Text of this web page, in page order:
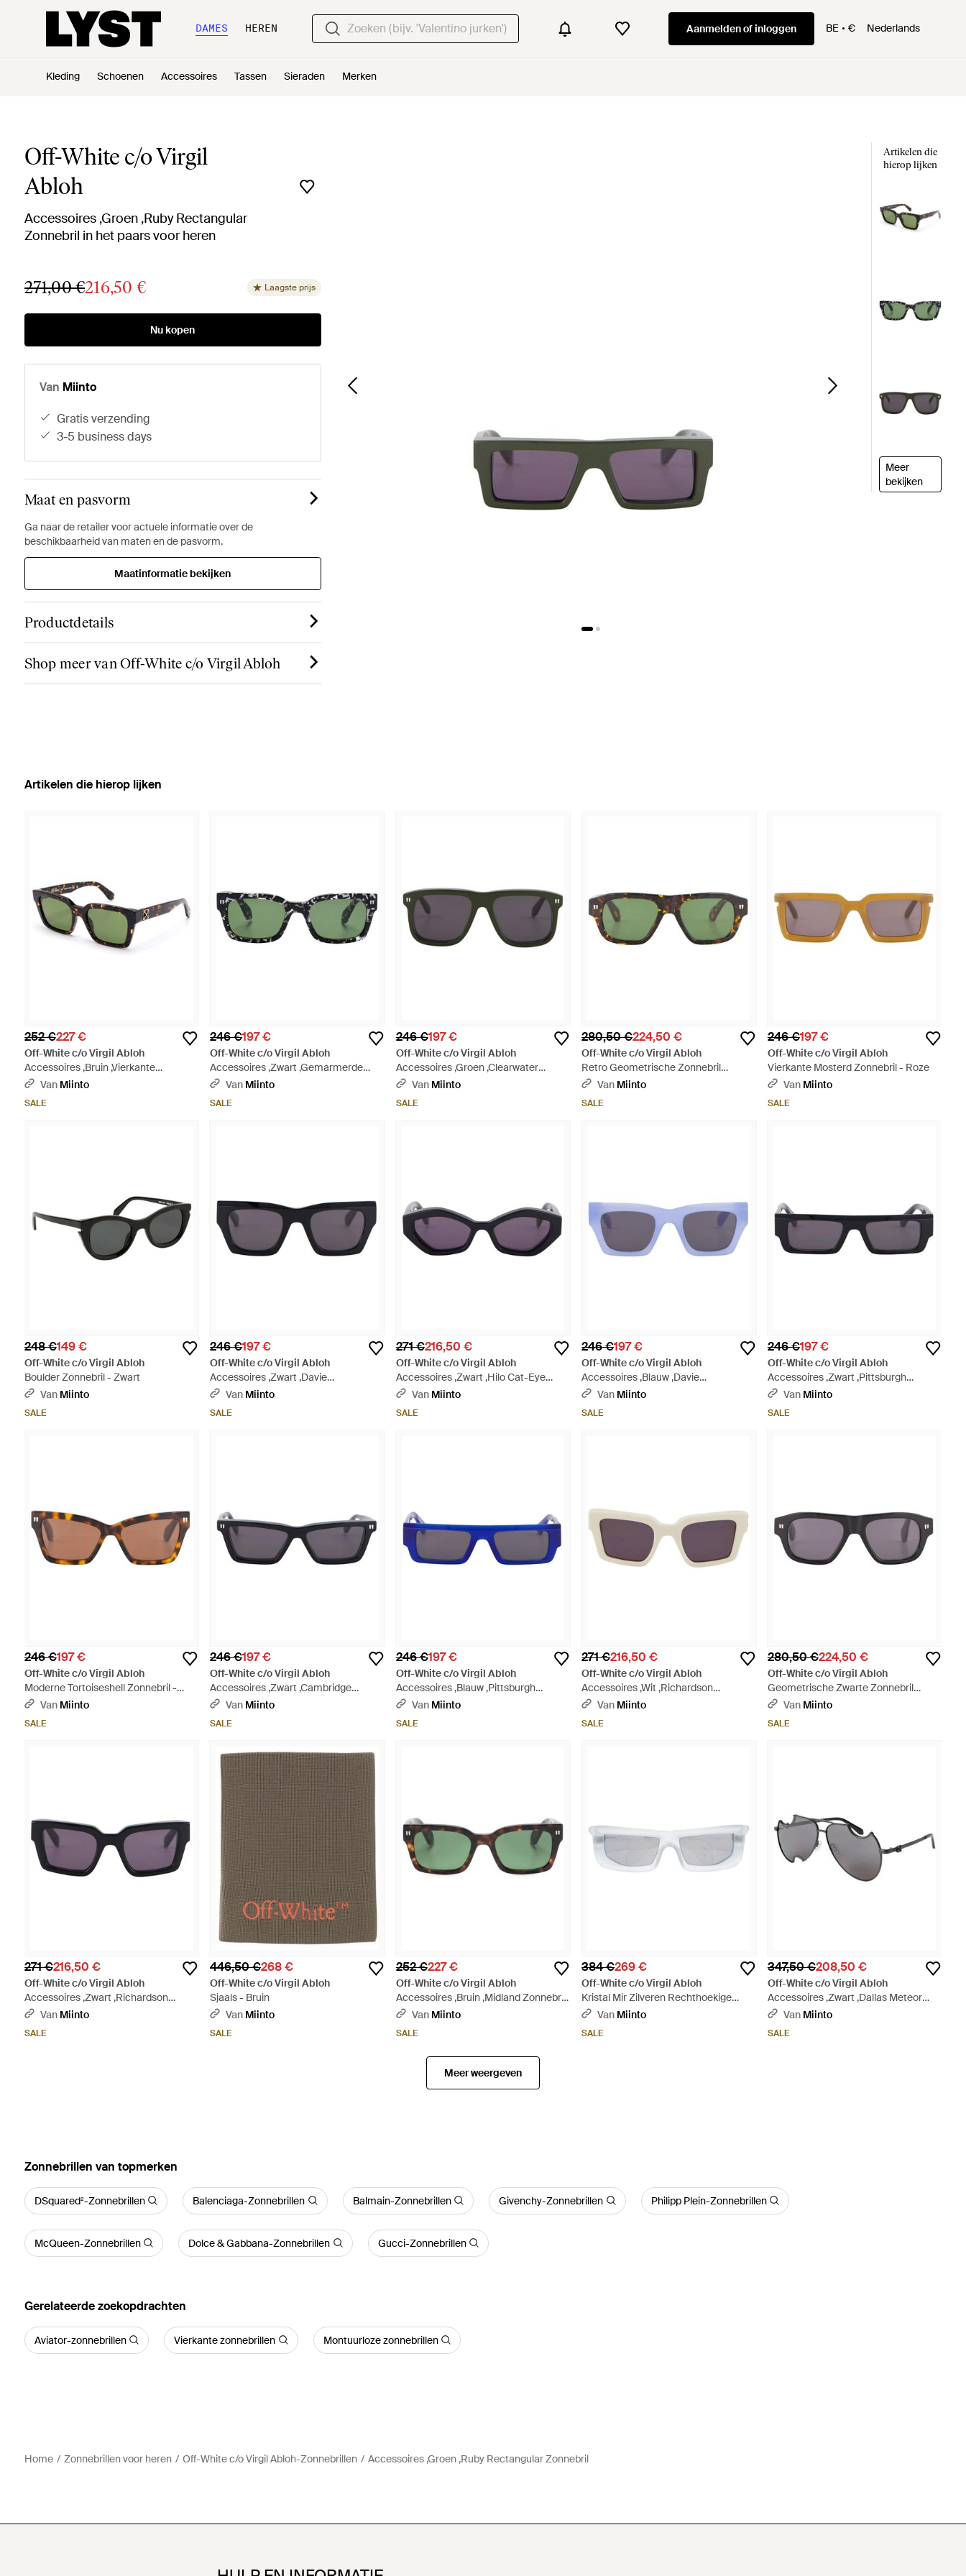
DAMES HEREN Aanmelden of inloggen BE € Nederlands
Kleding Schoenen Accessoires Tassen Sieraden Merken
Off-White c/o Virgil
Abloh
Accessoires ,Groen ,Ruby Rectangular
Zonnebril in het paars voor heren
271,00 €216,50 € Laagste prijs
Nu kopen
Van Miinto
gratis verzending
3-5 business days
Maat en pasvorm
Ga naar de retailer voor actuele informatie over de
beschikbaarheid van maten en de pasvorm.
Maatinformatie bekijken
Productdetails
Shop meer van Off-White c/o Virgil Abloh
Artikelen die
hierop lijken
Meer
bekijken
Artikelen die hierop lijken
252 €227 €
Off-White c/o Virgil Abloh
Accessoires ,Bruin ,Vierkante
Zonnebril Met Groene Glazen - Groen
Van Miinto
SALE
246 €197 €
Off-White c/o Virgil Abloh
Accessoires ,Zwart ,Gemarmerde
Vierkante Montuur Groen Getinte
Van Miinto
SALE
246 €197 €
Off-White c/o Virgil Abloh
Accessoires ,Groen ,Clearwater
Zonnebril - Grijs
Van Miinto
SALE
280,50 €224,50 €
Off-White c/o Virgil Abloh
Retro Geometrische Zonnebril
Providence - Groen
Van Miinto
SALE
246 €197 €
Off-White c/o Virgil Abloh
Vierkante Mosterd Zonnebril - Roze
Van Miinto
SALE
248 €149 €
Off-White c/o Virgil Abloh
Boulder Zonnebril - Zwart
Van Miinto
SALE
246 €197 €
Off-White c/o Virgil Abloh
Accessoires ,Zwart ,Davie
Rectangular Zonnebrillen - Zwart
Van Miinto
SALE
271 €216,50 €
Off-White c/o Virgil Abloh
Accessoires ,Zwart ,Hilo Cat-Eye
Zonnebril - Paars
Van Miinto
SALE
246 €197 €
Off-White c/o Virgil Abloh
Accessoires ,Blauw ,Davie
Rechthoekige Zonnebril - Paars
Van Miinto
SALE
246 €197 €
Off-White c/o Virgil Abloh
Accessoires ,Zwart ,Pittsburgh
Rechthoekige Zonnebril - Blauw
Van Miinto
SALE
246 €197 €
Off-White c/o Virgil Abloh
Moderne Tortoiseshell Zonnebril -
BruinVan Miinto
SALE
246 €197 €
Off-White c/o Virgil Abloh
Accessoires ,Zwart ,Cambridge
Rectangular Zonnebrillen - Blauw
Van Miinto
SALE
246 €197 €
Off-White c/o Virgil Abloh
Accessoires ,Blauw ,Pittsburgh
Rechthoekige Zonnebril - Blauw
Van Miinto
SALE
271 €216,50 €
Off-White c/o Virgil Abloh
Accessoires ,Wit ,Richardson
Rectangular Zonnebrillen - Paars
Van Miinto
SALE
280,50 €224,50 €
Off-White c/o Virgil Abloh
Geometrische Zwarte Zonnebril
Modern Ontwerp - Grijs
Van Miinto
SALE
271 €216,50 €
Off-White c/o Virgil Abloh
Accessoires ,Zwart ,Richardson
Rectangular Zonnebrillen - Paars
Van Miinto
SALE
446,50 €268 €
Off-White c/o Virgil Abloh
Sjaals - Bruin
Van Miinto
SALE
252 €227 €
Off-White c/o Virgil Abloh
Accessoires ,Bruin ,Midland Zonnebril
- Groen
Van Miinto
SALE
384 €269 €
Off-White c/o Virgil Abloh
Kristal Mir Zilveren Rechthoekige
Zonnebril - Wit
Van Miinto
SALE
347,50 €208,50 €
Off-White c/o Virgil Abloh
Accessoires ,Zwart ,Dallas Meteor
Logo Zonnebril - Grijs
Van Miinto
SALE
Meer weergeven
‪Zonnebrillen‬ van topmerken
DSquared²-Zonnebrillen Balenciaga-Zonnebrillen Balmain-Zonnebrillen Givenchy-Zonnebrillen Philipp Plein-Zonnebrillen
McQueen-Zonnebrillen Dolce & Gabbana-Zonnebrillen Gucci-Zonnebrillen
Gerelateerde zoekopdrachten
Aviator-zonnebrillen Vierkante zonnebrillen Montuurloze zonnebrillen
Home Zonnebrillen voor heren Off-White c/o Virgil Abloh-Zonnebrillen Accessoires ,Groen ,Ruby Rectangular Zonnebril